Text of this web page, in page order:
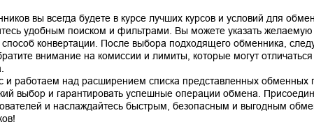
вы всегда будете в курсе лучших курсов и условий для
удобным поиском и фильтрами. Вы можете указать желаемую
конвертации. После выбора подходящего обменника,
внимание на комиссии и лимиты, которые могут отличаться
работаем над расширением списка представленных обменных
выбор и гарантировать успешные операции обмена.
и наслаждайтесь быстрым, безопасным и выгодным